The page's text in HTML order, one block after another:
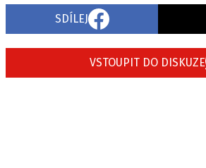
SDÍLEJ
VSTOUPIT DO DISKUZE